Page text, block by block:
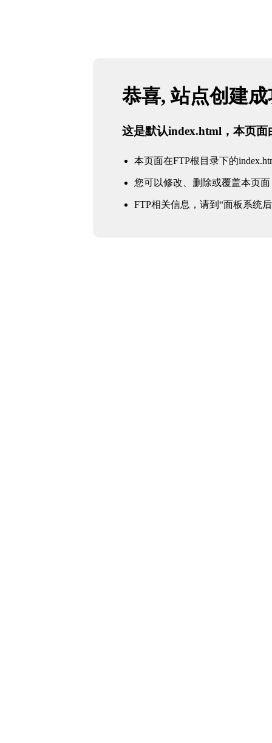
恭喜, 站点创建
这是默认index.html，本页面
本页面在FTP根目录下的
您可以修改、删除或覆盖本页面
FTP相关信息，请到“面板系统